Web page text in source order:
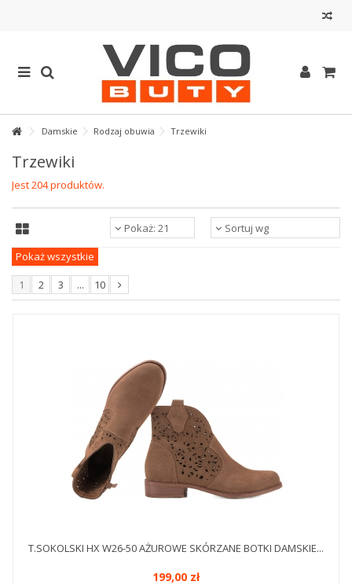
Damskie Rodzaj obuwia Trzewiki
Trzewiki
Jest 204 produktów.
Sortuj wg
Pokaż: 21
Pokaż wszystkie
1
2 3 ... 10
T.SOKOLSKI HX W26-50 AŻUROWE SKÓRZANE BOTKI DAMSKIE...
199,00 zł